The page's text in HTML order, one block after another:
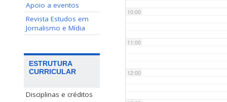
Apoio a eventos
Revista Estudos em
Jornalismo e Mídia
ESTRUTURA
CURRICULAR
Disciplinas e créditos
10:00
11:00
12:00